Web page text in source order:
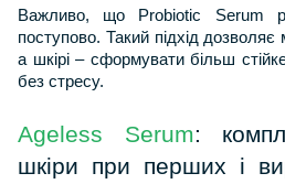
Важливо, що Probiotic Serum
поступово. Такий підхід дозволяє
а шкірі – сформувати більш
без стресу.
Ageless Serum:
шкіри при перших і